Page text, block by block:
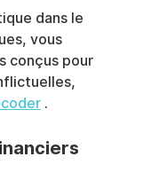
dans le
vous
conçus pour
.